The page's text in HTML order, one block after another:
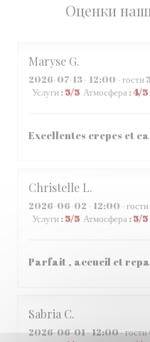
Оценки
Maryse G
2026-07-13- 12:00 - гости
Услуги :5/5 Атмосфера :4/5
Excellentes crepes et
Christelle L
2026-06-02 - 12:00 - гости
Услуги :5/5 Атмосфера :5/5
Parfait , accueil et
Sabria C
2026-06-01- 12:00 - гости